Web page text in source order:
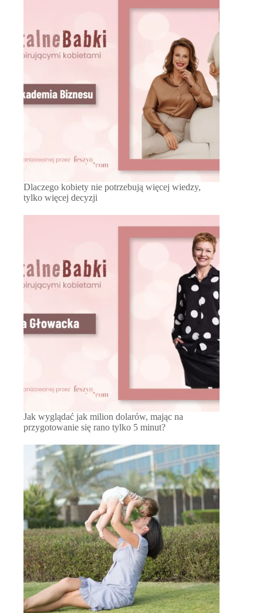
Dlaczego kobiety nie potrzebują więcej wiedzy,
tylko więcej decyzji
Jak wyglądać jak milion dolarów, mając na
przygotowanie się rano tylko 5 minut?